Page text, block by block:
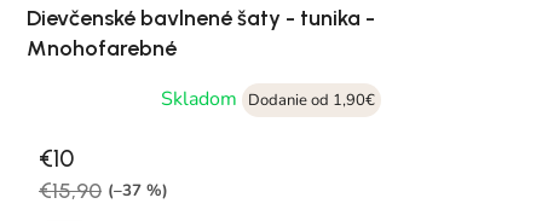
Dievčenské bavlnené šaty - tunika -
Mnohofarebné
Skladom
Dodanie od 1,90€
€10
€15,90 (–37 %)